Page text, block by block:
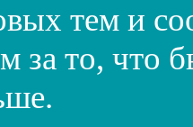
тем и
за то, что